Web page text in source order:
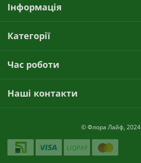
Інформація
Категорії
Час роботи
Наші контакти
© Флора Лайф, 2024